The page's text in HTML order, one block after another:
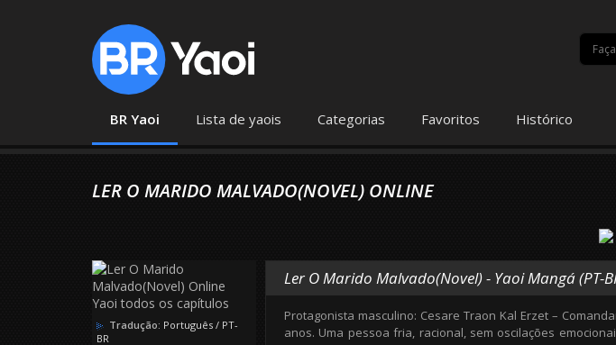
BR Yaoi Lista de yaois Categorias Favoritos Histórico
LER O MARIDO MALVADO(NOVEL) ONLINE
Tradução: Português / PT-
BR
Ler O Marido Malvado(Novel) - Yaoi Mangá (PT-
Protagonista masculino: Cesare Traon Kal Erzet –
anos. Uma pessoa fria, racional, sem oscilações